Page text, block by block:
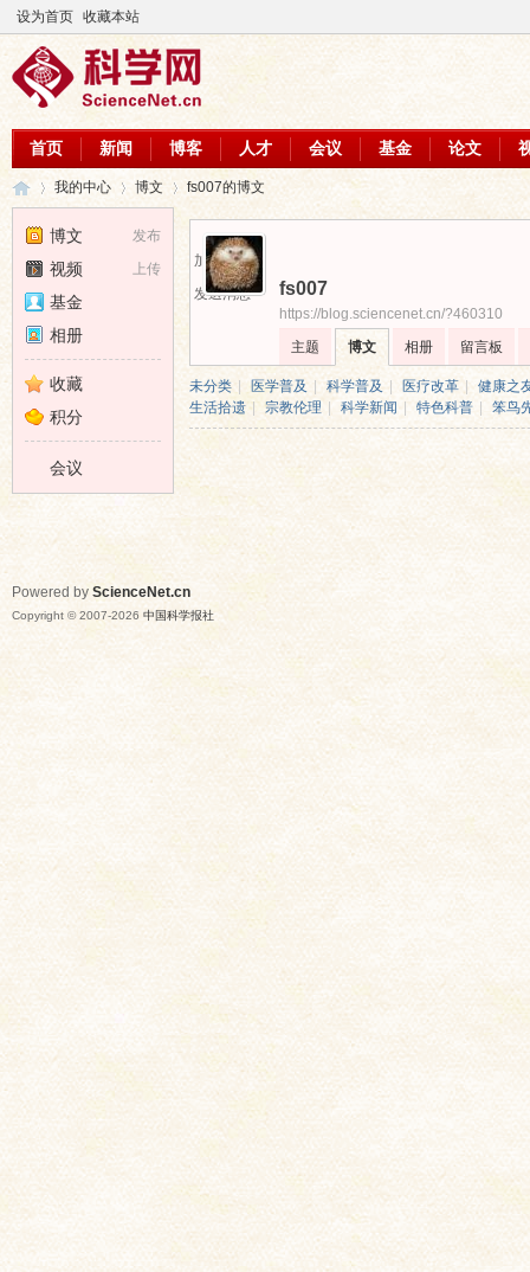
设为首页 收藏本站
首页 新闻 博客 人才 会议 基金 论文
›
我的中心 博文 fs007的博文
加为好友
发送消息
fs007
https://blog.sciencenet.cn/?460310
主题
博文 相册 留言板
未分类 医学普及 科学普及 医疗改革
健康之
生活拾遗 | 宗教伦理 科学新闻 特色科普 笨鸟
发布
博文
上传
视频
基金
相册
收藏
积分
会议
Powered by ScienceNet.cn
Copyright © 2007-2026 中国科学报社